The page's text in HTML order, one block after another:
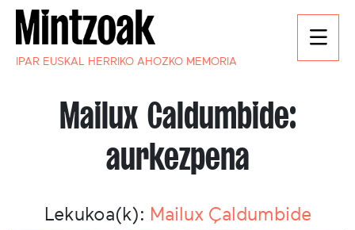
IPAR EUSKAL HERRIKO AHOZKO MEMORIA
Mailux Caldumbide:
aurkezpena
Lekukoa(k): Mailux Çaldumbide